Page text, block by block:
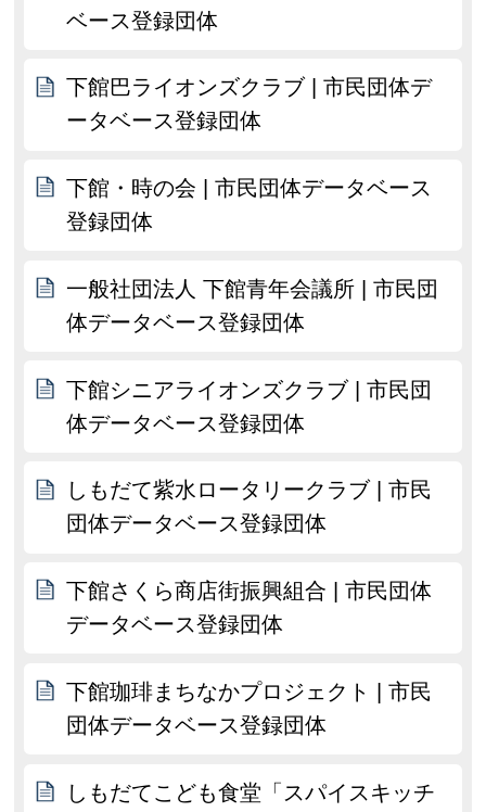
ベース登録団体
下館巴ライオンズクラブ | 市民団体デ
ータベース登録団体
下館・時の会 | 市民団体データベース
登録団体
一般社団法人 下館青年会議所 | 市民団
体データベース登録団体
下館シニアライオンズクラブ | 市民団
体データベース登録団体
しもだて紫水ロータリークラブ | 市民
団体データベース登録団体
下館さくら商店街振興組合 | 市民団体
データベース登録団体
下館珈琲まちなかプロジェクト | 市民
団体データベース登録団体
しもだてこども食堂「スパイスキッチ